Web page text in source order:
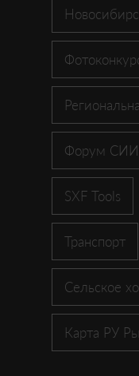
Форум
SXF Tools
Транспорт
Сельское
Карта РУ